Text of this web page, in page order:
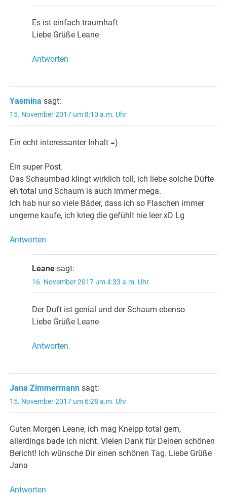
Es ist einfach traumhaft
Liebe Grüße Leane
Antworten
Yasmina sagt:
15. November 2017 um 8:10 a.m. Uhr
Ein echt interessanter Inhalt =)
Ein super Post.
Das Schaumbad klingt wirklich toll, ich liebe solche Düfte
eh total und Schaum is auch immer mega.
Ich hab nur so viele Bäder, dass ich so Flaschen immer
ungerne kaufe, ich krieg die gefühlt nie leer xD Lg
Antworten
Leane sagt:
16. November 2017 um 4:33 a.m. Uhr
Der Duft ist genial und der Schaum ebenso
Liebe Grüße Leane
Antworten
Jana Zimmermann sagt:
15. November 2017 um 6:28 a.m. Uhr
Guten Morgen Leane, ich mag Kneipp total gern,
allerdings bade ich nicht. Vielen Dank für Deinen schönen
Bericht! Ich wünsche Dir einen schönen Tag. Liebe Grüße
Jana
Antworten